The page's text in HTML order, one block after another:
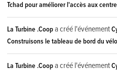
Tchad pour améliorer l'accès aux
La Turbine .Coopa créé l'événement
Construisons le tableau de bord du
La Turbine .Coopa créé l'événement